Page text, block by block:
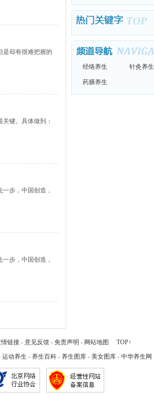
是却有很难把握的
键。具体做到：
步，中国创造，
步，中国创造，
经络养生 针灸养生
药膳养生
链接- 意见反馈- 免责声明 - 网站地图
TOP↑
运动养生 - 养生百科 - 养生图库 - 美女图库 - 中华养生网